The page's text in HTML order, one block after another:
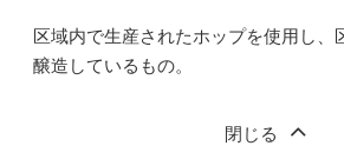
区域内で生産されたホップを使用し、
醸造しているもの。
閉じる